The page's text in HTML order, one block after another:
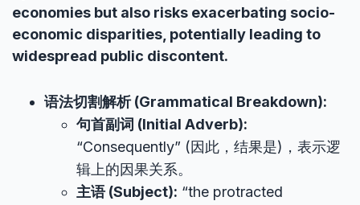
economies but also risks exacerbating socio-
economic disparities, potentially leading to
widespread public discontent.
语法切割解析 (Grammatical Breakdown):
句首副词 (Initial Adverb):
“Consequently” (因此，结果是)，表示逻
辑上的因果关系。
主语 (Subject): “the protracted